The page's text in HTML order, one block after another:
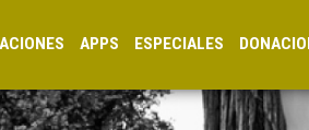
APPS ESPECIALES